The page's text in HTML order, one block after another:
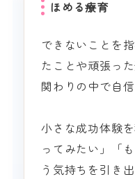
ほめる療育
できないことを
たことや頑張っ
関わりの中で自信
小さな成功体験
ってみたい」「
う気持ちを引き